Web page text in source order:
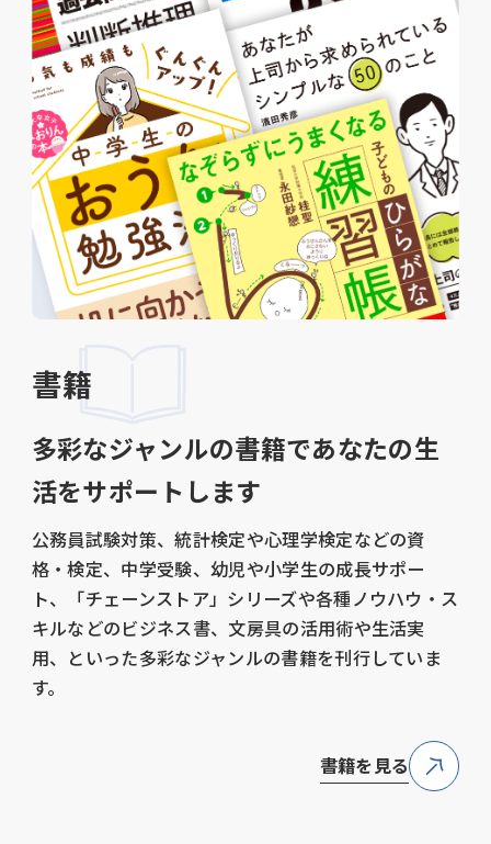
書籍
多彩なジャンルの書籍であなたの生
活をサポートします
公務員試験対策、統計検定や心理学検定などの資
格・検定、中学受験、幼児や小学生の成長サポー
ト、「チェーンストア」シリーズや各種ノウハウ・ス
キルなどのビジネス書、文房具の活用術や生活実
用、といった多彩なジャンルの書籍を刊行していま
す。
書籍を見る